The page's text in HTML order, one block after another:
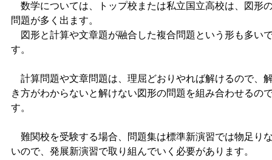
数学については、トップ校または私立国立高校は、図形
問題が多く出ます。
図形と計算や文章題が融合した複合問題という形も多い
す。
計算問題や文章問題は、理屈どおりやれば解けるので、
き方がわからないと解けない図形の問題を組み合わせるの
す。
難関校を受験する場合、問題集は標準新演習では物足り
いので、発展新演習で取り組んでいく必要があります。